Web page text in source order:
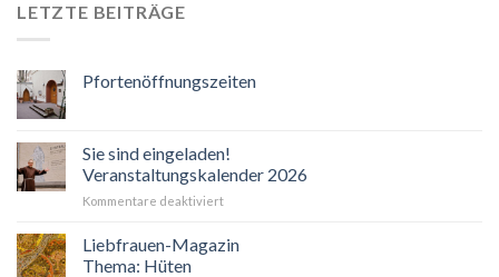
LETZTE BEITRÄGE
Pfortenöffnungszeiten
Sie sind eingeladen!
Veranstaltungskalender 2026
Kommentare deaktiviertfür
sind
eingeladen!
Liebfrauen-Magazin
Thema: Hüten